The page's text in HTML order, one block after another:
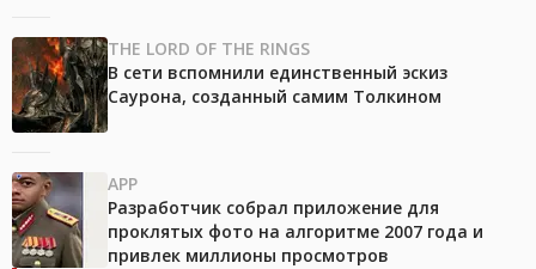
THE LORD OF THE RINGS
В сети вспомнили единственный эскиз
Саурона, созданный самим Толкином
APP
Разработчик собрал приложение для
проклятых фото на алгоритме 2007 года и
привлек миллионы просмотров